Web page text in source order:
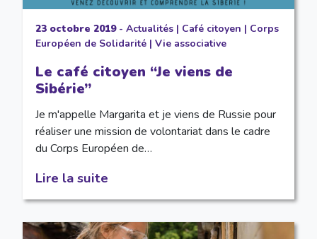
23 octobre 2019- Actualités| Café citoyen | Corps
Européen de Solidarité| Vie associative
Le café citoyen “Je viens de
Sibérie”
Je m'appelle Margarita et je viens de Russie pour
réaliser une mission de volontariat dans le cadre
du Corps Européen de…
Lire la suite